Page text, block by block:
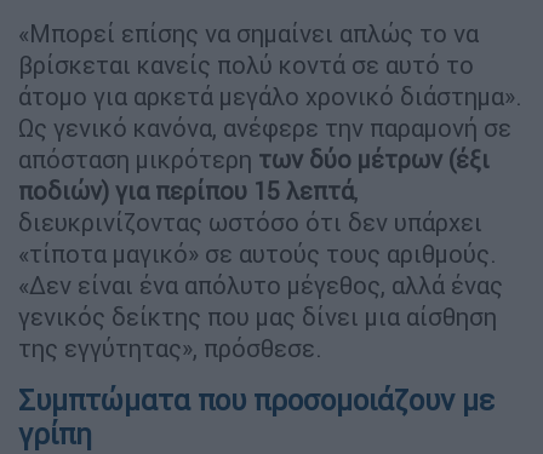
«Μπορεί επίσης να σημαίνει απλώς το να
βρίσκεται κανείς πολύ κοντά σε αυτό το
άτομο για αρκετά μεγάλο χρονικό διάστημα».
Ως γενικό κανόνα, ανέφερε την παραμονή σε
απόσταση μικρότερη των δύο μέτρων (έξι
ποδιών) για περίπου 15 λεπτά,
διευκρινίζοντας ωστόσο ότι δεν υπάρχει
«τίποτα μαγικό» σε αυτούς τους αριθμούς.
«Δεν είναι ένα απόλυτο μέγεθος, αλλά ένας
γενικός δείκτης που μας δίνει μια αίσθηση
της εγγύτητας», πρόσθεσε.
Συμπτώματα που προσομοιάζουν με
γρίπη